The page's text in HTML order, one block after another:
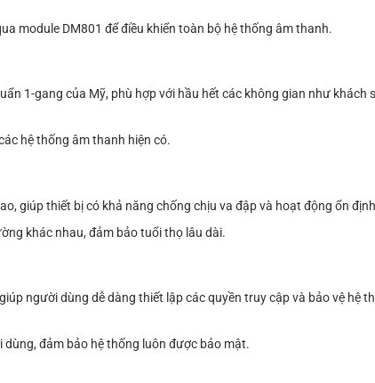
module DM801 để điều khiển toàn bộ hệ thống âm thanh.
1-gang của Mỹ, phù hợp với hầu hết các không gian như khách
hệ thống âm thanh hiện có.
giúp thiết bị có khả năng chống chịu va đập và hoạt động ổn
khác nhau, đảm bảo tuổi thọ lâu dài.
người dùng dễ dàng thiết lập các quyền truy cập và bảo vệ hệ
đảm bảo hệ thống luôn được bảo mật.